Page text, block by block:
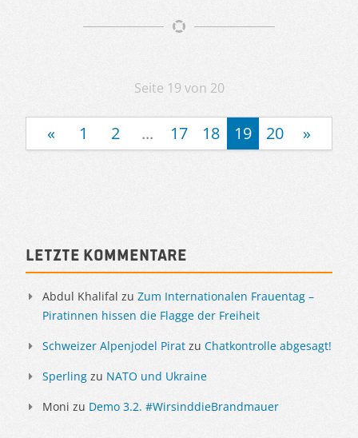
Artikelnavigation
Seite 19 von 20
« 1 2 ... 17 18 19 20 »
Sidebar
Letzte Kommentare
Abdul Khalifal zu Zum Internationalen Frauentag –
Piratinnen hissen die Flagge der Freiheit
Schweizer Alpenjodel Pirat zu Chatkontrolle abgesagt!
Sperling zu NATO und Ukraine
Moni zu Demo 3.2. #WirsinddieBrandmauer